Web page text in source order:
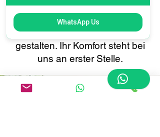
Gepäcktransfer von oder nach
Bradford so reibungslos und
stressfrei wie möglich zu
gestalten. Ihr Komfort steht bei
uns an erster Stelle.
WhatsApp Us